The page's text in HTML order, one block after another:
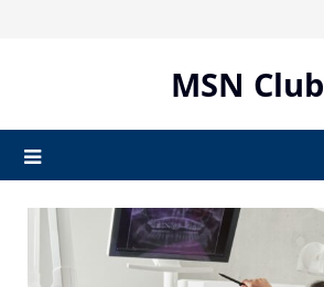
MSN Club